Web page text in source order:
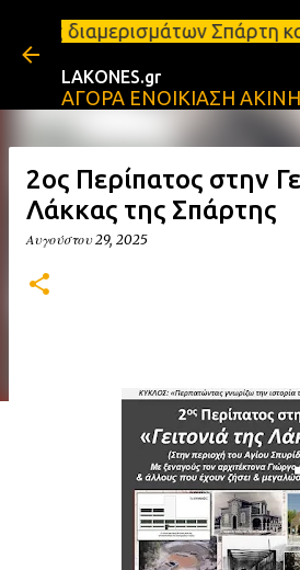
Μετάβαση στο κύριο
Σπάρτη και
LAKONES.gr
ΑΓΟΡΑ ΕΝΟΙΚΙΑΣΗ
2ος Περίπατος στην
Λάκκας της Σπάρτης
Αυγούστου 29, 2025